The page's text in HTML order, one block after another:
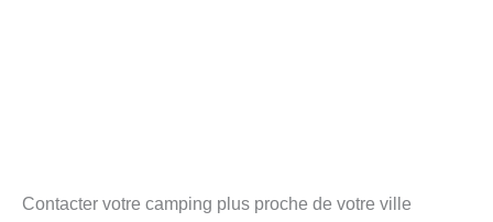
Contacter votre camping plus proche de votre ville